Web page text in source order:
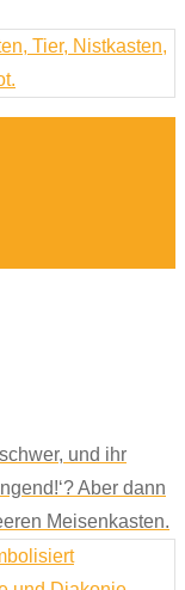
und ihr
Aber dann
Meisenkasten.